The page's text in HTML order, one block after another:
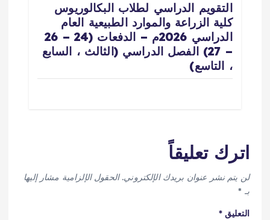
التقويم الدراسي لطلاب البكالوريوس
كلية الزراعة والموارد الطبيعية العام
الدراسي 2026م – الدفعات (24 – 26
– 27) الفصل الدراسي (الثالث ، السابع
، التاسع)
اترك تعليقاً
لن يتم نشر عنوان بريدك الإلكتروني. الحقول الإلزامية مشار إليها
بـ *
التعليق*